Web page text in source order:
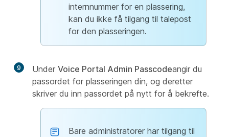
internnummer for en plassering,
kan du ikke få tilgang til talepost
for den plasseringen.
9 Under Voice Portal Admin Passcodeangir du
passordet for plasseringen din, og deretter
skriver du inn passordet på nytt for å bekrefte.
Bare administratorer har tilgang til